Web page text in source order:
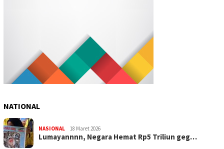
NATIONAL
NASIONAL 18 Maret 2026
Lumayannnn, Negara Hemat Rp5 Triliun geg…